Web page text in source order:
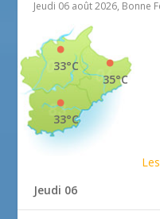
Jeudi 06 août 2026, Bonne
35°C
33°C
33°C
Jeudi 06